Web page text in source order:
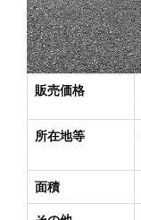
販売価格
所在地等
面積